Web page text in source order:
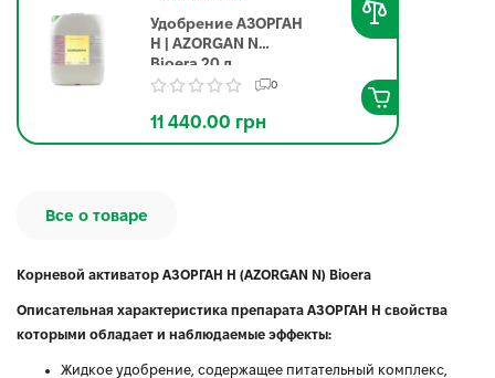
Удобрение АЗОРГАН
Н | AZORGAN N
Bioerа 20 л
0
11 440.00 грн
Все о товаре
Корневой активатор АЗОРГАН Н (AZORGAN N) Bioera
Описательная характеристика препарата АЗОРГАН Н свойства
которыми обладает и наблюдаемые эффекты:
Жидкое удобрение, содержащее питательный комплекс,